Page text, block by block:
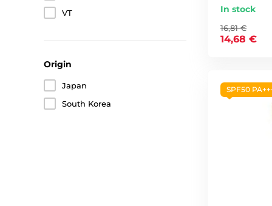
VT
Origin
Japan
South Korea
In stock
16,81 €
14,68 €
SPF50